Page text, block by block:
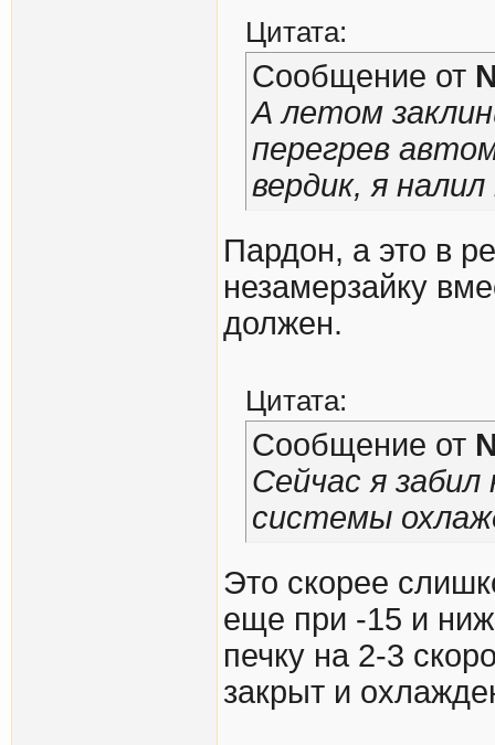
Цитата:
Сообщение от
А летом
перегрев
вердик, я
Пардон, а это в
незамерзайку
должен.
Цитата:
Сообщение от
Сейчас я
системы
Это скорее
еще при -15 и
печку на 2-3
закрыт и